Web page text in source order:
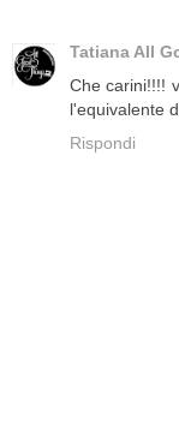
Tatiana All
Che carini!!!!
l'equivalente
Rispondi